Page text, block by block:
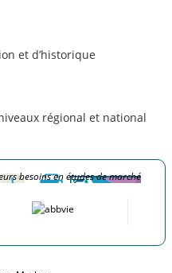
et d’historique
régional et national
besoins en études de marché